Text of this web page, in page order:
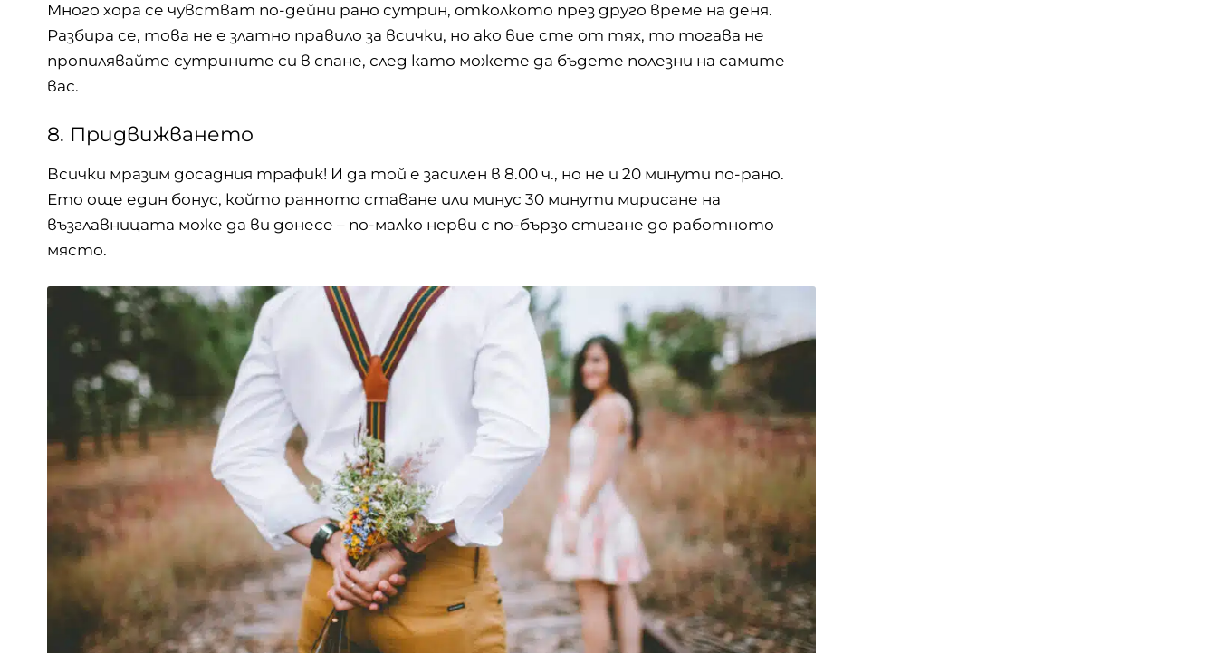
Много хора се чувстват по-дейни рано сутрин, отколкото през друго време на деня.
Разбира се, това не е златно правило за всички, но ако вие сте от тях, то тогава не
пропилявайте сутрините си в спане, след като можете да бъдете полезни на самите
вас.
8. Придвижването
Всички мразим досадния трафик! И да той е засилен в 8.00 ч., но не и 20 минути по-рано.
Ето още един бонус, който ранното ставане или минус 30 минути мирисане на
възглавницата може да ви донесе – по-малко нерви с по-бързо стигане до работното
място.